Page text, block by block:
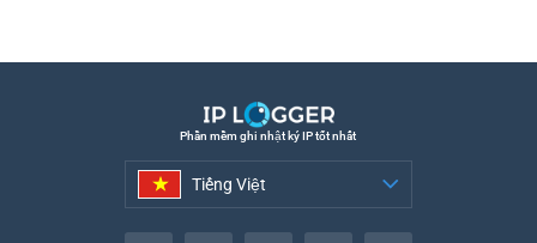
Phần mềm ghi nhật ký IP tốt nhất
Tiếng Việt
Tiếng Việt